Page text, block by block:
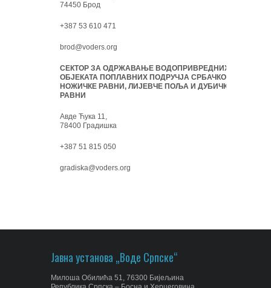
74450 Брод
+387 53 610 471
brod@voders.org
СЕКТОР ЗА ОДРЖАВАЊЕ ВОДОПРИВРЕДНИХ
ОБЈЕКАТА ПОПЛАВНИХ ПОДРУЧЈА СРБАЧКО-
НОЖИЧКЕ РАВНИ, ЛИЈЕВЧЕ ПОЉА И ДУБИЧКЕ
РАВНИ
Авде Ћука 11,
78400 Градишка
+387 51 815 050
gradiska@voders.org
Јавна установа „Воде Српске“
Милоша Обилића 51, 76300 Бијељина